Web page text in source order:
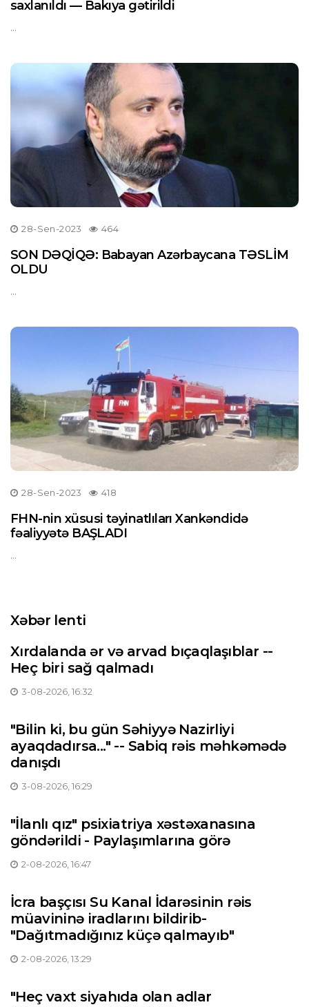
saxlanıldı — Bakıya gətirildi
...
28-Sen-2023 464
SON DƏQİQƏ: Babayan Azərbaycana TƏSLİM
OLDU
...
28-Sen-2023 418
FHN-nin xüsusi təyinatlıları Xankəndidə
fəaliyyətə BAŞLADI
...
Xəbər lenti
Xırdalanda ər və arvad bıçaqlaşıblar --
Heç biri sağ qalmadı
3-08-2026, 16:32
"Bilin ki, bu gün Səhiyyə Nazirliyi
ayaqdadırsa..." -- Sabiq rəis məhkəmədə
danışdı
3-08-2026, 16:29
"İlanlı qız" psixiatriya xəstəxanasına
göndərildi - Paylaşımlarına görə
2-08-2026, 16:47
İcra başçısı Su Kanal İdarəsinin rəis
müavininə iradlarını bildirib-
"Dağıtmadığınız küçə qalmayıb"
2-08-2026, 13:29
"Heç vaxt siyahıda olan adlar